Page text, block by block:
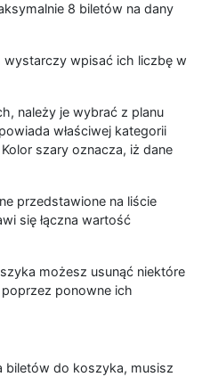
8 biletów na dany
wpisać ich liczbę w
należy je wybrać z planu
właściwej kategorii
szary oznacza, iż dane
przedstawione na liście
się łączna wartość
możesz usunąć niektóre
ponowne ich
biletów do koszyka, musisz